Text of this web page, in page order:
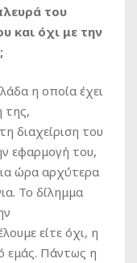
του
και όχι με την
η οποία έχει
της,
διαχείριση του
εφαρμογή του,
ώρα αρχύτερα
Το δίλημμα
είτε όχι, η
εμάς. Πάντως η